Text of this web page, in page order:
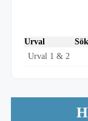
Urval
Urval 1 & 2